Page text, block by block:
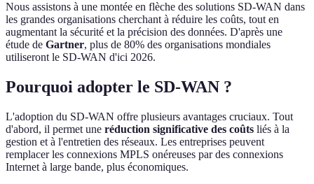
Nous assistons à une montée en flèche des solutions SD-WAN dans
les grandes organisations cherchant à réduire les coûts, tout en
augmentant la sécurité et la précision des données. D'après une
étude de Gartner, plus de 80% des organisations mondiales
utiliseront le SD-WAN d'ici 2026.
Pourquoi adopter le SD-WAN ?
L'adoption du SD-WAN offre plusieurs avantages cruciaux. Tout
d'abord, il permet une réduction significative des coûts liés à la
gestion et à l'entretien des réseaux. Les entreprises peuvent
remplacer les connexions MPLS onéreuses par des connexions
Internet à large bande, plus économiques.